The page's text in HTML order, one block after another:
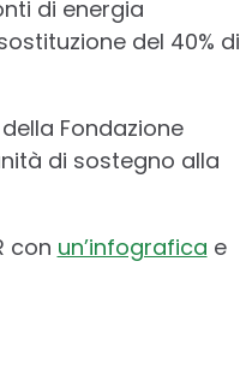
di energia
del 40% di
Fondazione
di sostegno alla
con un’infografica e